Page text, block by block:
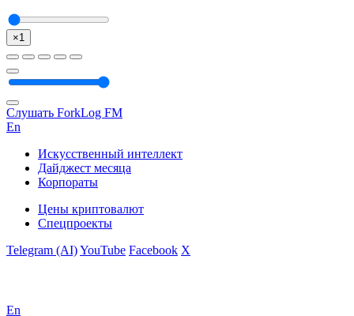
×1
Слушать ForkLog FM
En
Искусственный интеллект
Дайджест месяца
Корпораты
Цены криптовалют
Спецпроекты
Telegram (AI)YouTube Facebook X
En